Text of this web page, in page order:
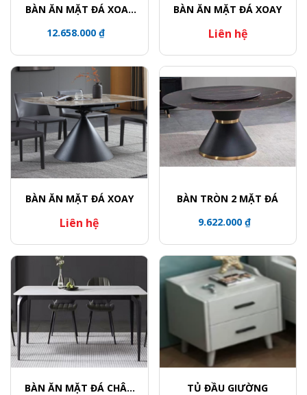
BÀN ĂN MẶT ĐÁ XOAY
TRỤ VIỀN VÀNG
12.658.000 ₫
BÀN ĂN MẶT ĐÁ XOAY
Liên hệ
BÀN ĂN MẶT ĐÁ XOAY
Liên hệ
BÀN TRÒN 2 MẶT ĐÁ
9.622.000 ₫
BÀN ĂN MẶT ĐÁ CHÂN
TỦ ĐẦU GIƯỜNG